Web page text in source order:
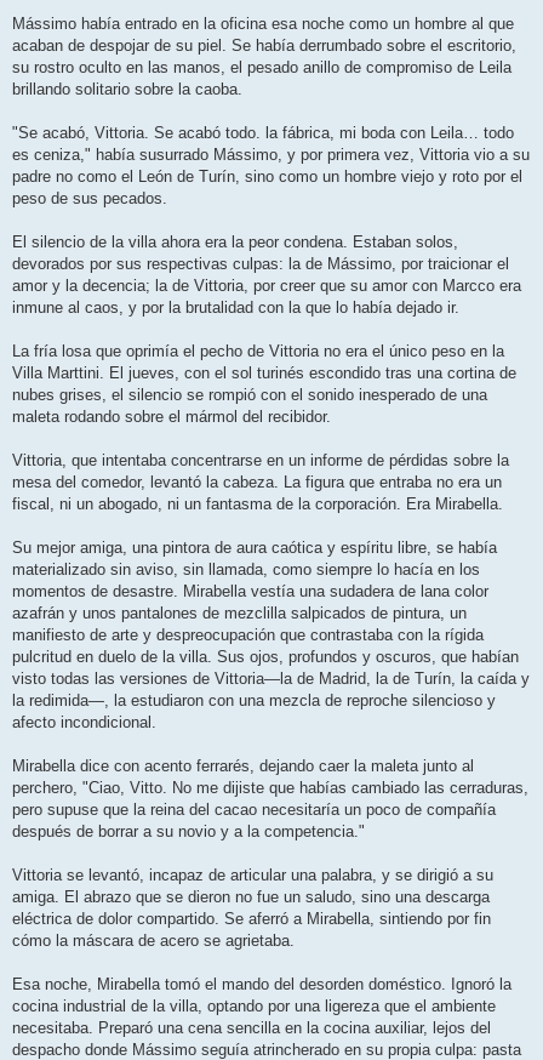
Mássimo había entrado en la oficina esa noche como un hombre al que
acaban de despojar de su piel. Se había derrumbado sobre el escritorio,
su rostro oculto en las manos, el pesado anillo de compromiso de Leila
brillando solitario sobre la caoba.
"Se acabó, Vittoria. Se acabó todo. la fábrica, mi boda con Leila… todo
es ceniza," había susurrado Mássimo, y por primera vez, Vittoria vio a su
padre no como el León de Turín, sino como un hombre viejo y roto por el
peso de sus pecados.
El silencio de la villa ahora era la peor condena. Estaban solos,
devorados por sus respectivas culpas: la de Mássimo, por traicionar el
amor y la decencia; la de Vittoria, por creer que su amor con Marcco era
inmune al caos, y por la brutalidad con la que lo había dejado ir.
La fría losa que oprimía el pecho de Vittoria no era el único peso en la
Villa Marttini. El jueves, con el sol turinés escondido tras una cortina de
nubes grises, el silencio se rompió con el sonido inesperado de una
maleta rodando sobre el mármol del recibidor.
Vittoria, que intentaba concentrarse en un informe de pérdidas sobre la
mesa del comedor, levantó la cabeza. La figura que entraba no era un
fiscal, ni un abogado, ni un fantasma de la corporación. Era Mirabella.
Su mejor amiga, una pintora de aura caótica y espíritu libre, se había
materializado sin aviso, sin llamada, como siempre lo hacía en los
momentos de desastre. Mirabella vestía una sudadera de lana color
azafrán y unos pantalones de mezclilla salpicados de pintura, un
manifiesto de arte y despreocupación que contrastaba con la rígida
pulcritud en duelo de la villa. Sus ojos, profundos y oscuros, que habían
visto todas las versiones de Vittoria—la de Madrid, la de Turín, la caída y
la redimida—, la estudiaron con una mezcla de reproche silencioso y
afecto incondicional.
Mirabella dice con acento ferrarés, dejando caer la maleta junto al
perchero, "Ciao, Vitto. No me dijiste que habías cambiado las cerraduras,
pero supuse que la reina del cacao necesitaría un poco de compañía
después de borrar a su novio y a la competencia."
Vittoria se levantó, incapaz de articular una palabra, y se dirigió a su
amiga. El abrazo que se dieron no fue un saludo, sino una descarga
eléctrica de dolor compartido. Se aferró a Mirabella, sintiendo por fin
cómo la máscara de acero se agrietaba.
Esa noche, Mirabella tomó el mando del desorden doméstico. Ignoró la
cocina industrial de la villa, optando por una ligereza que el ambiente
necesitaba. Preparó una cena sencilla en la cocina auxiliar, lejos del
despacho donde Mássimo seguía atrincherado en su propia culpa: pasta